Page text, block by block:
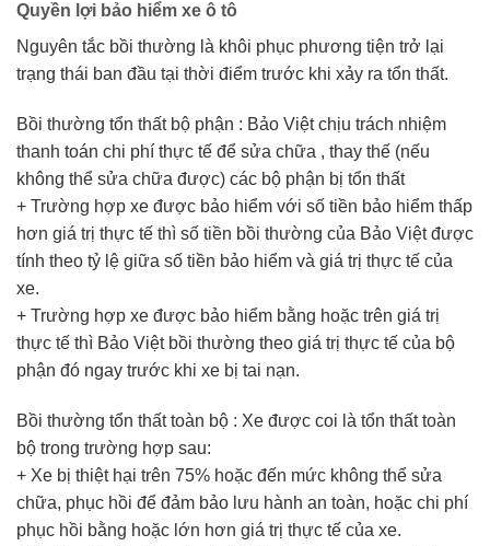
Quyền lợi bảo hiểm xe ô tô
Nguyên tắc bồi thường là khôi phục phương tiện trở lại
trạng thái ban đầu tại thời điểm trước khi xảy ra tổn thất.
Bồi thường tổn thất bộ phận : Bảo Việt chịu trách nhiệm
thanh toán chi phí thực tế để sửa chữa , thay thế (nếu
không thể sửa chữa được) các bộ phận bị tổn thất
+ Trường hợp xe được bảo hiểm với số tiền bảo hiểm thấp
hơn giá trị thực tế thì số tiền bồi thường của Bảo Việt được
tính theo tỷ lệ giữa số tiền bảo hiểm và giá trị thực tế của
xe.
+ Trường hợp xe được bảo hiểm bằng hoặc trên giá trị
thực tế thì Bảo Việt bồi thường theo giá trị thực tế của bộ
phận đó ngay trước khi xe bị tai nạn.
Bồi thường tổn thất toàn bộ : Xe được coi là tổn thất toàn
bộ trong trường hợp sau:
+ Xe bị thiệt hại trên 75% hoặc đến mức không thể sửa
chữa, phục hồi để đảm bảo lưu hành an toàn, hoặc chi phí
phục hồi bằng hoặc lớn hơn giá trị thực tế của xe.